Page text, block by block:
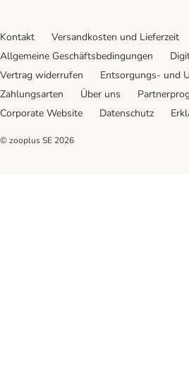
Kontakt Versandkosten und Lieferzeit
Allgemeine Geschäftsbedingungen
Vertrag widerrufen
Entsorgungs- und
Zahlungsarten
Über uns
Corporate Website
Datenschutz
© zooplus SE 2026